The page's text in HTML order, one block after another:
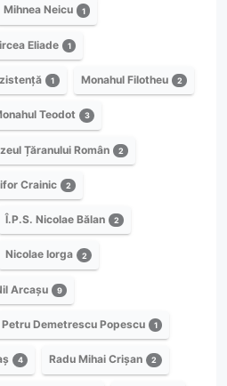
Mihnea Neicu 1
Eliade 1
1 Monahul Filotheu 2
Teodot 3
Țăranului Român 2
Crainic 2
Î.P.S. Nicolae Bălan 2
Nicolae Iorga 2
Arcașu 9
Petru Demetrescu Popescu 1
4 Radu Mihai Crișan 2